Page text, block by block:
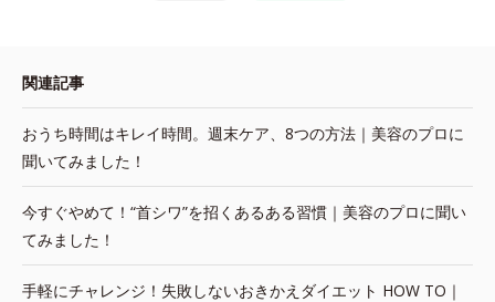
関連記事
おうち時間はキレイ時間。週末ケア、8つの方法｜美容のプロに
聞いてみました！
今すぐやめて！“首シワ”を招くあるある習慣｜美容のプロに聞い
てみました！
手軽にチャレンジ！失敗しないおきかえダイエット HOW TO｜